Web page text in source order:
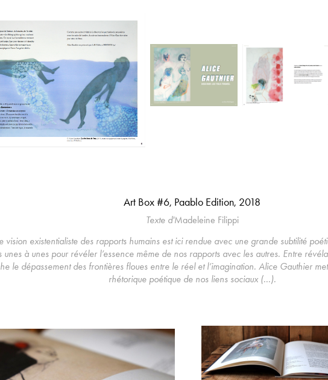
Art Box #6, Paablo Edition, 2018
Texte d'Madeleine Filippi
vision existentialiste des rapports humains est ici rendue avec une grande subtilité
unes à unes pour révéler l’essence même de nos rapports avec les autres. Entre
le dépassement des frontières floues entre le réel et l’imagination. Alice Gauthier
rhétorique poétique de nos liens sociaux (...).